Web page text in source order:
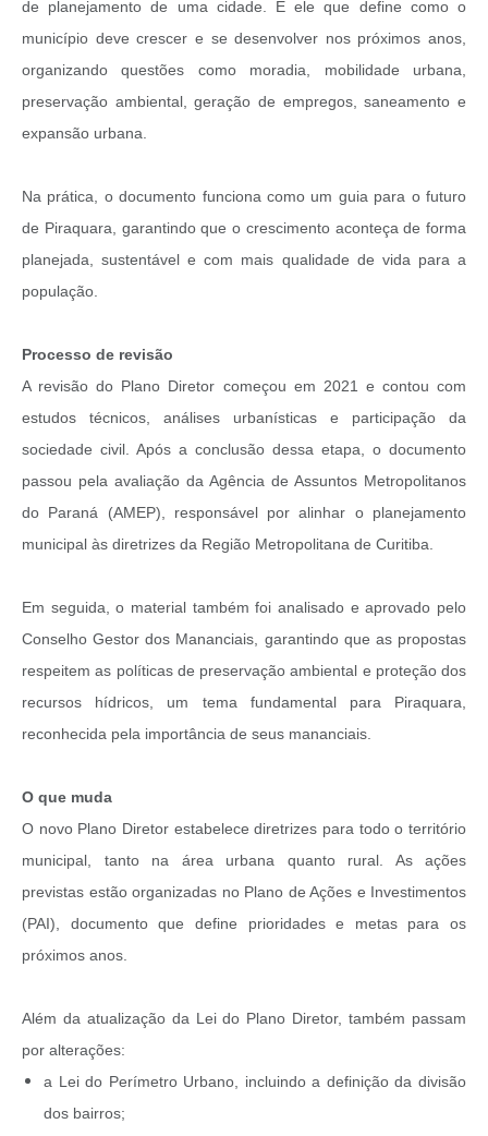
de planejamento de uma cidade. É ele que define como o
município deve crescer e se desenvolver nos próximos anos,
organizando questões como moradia, mobilidade urbana,
preservação ambiental, geração de empregos, saneamento e
expansão urbana.
Na prática, o documento funciona como um guia para o futuro
de Piraquara, garantindo que o crescimento aconteça de forma
planejada, sustentável e com mais qualidade de vida para a
população.
Processo de revisão
A revisão do Plano Diretor começou em 2021 e contou com
estudos técnicos, análises urbanísticas e participação da
sociedade civil. Após a conclusão dessa etapa, o documento
passou pela avaliação da Agência de Assuntos Metropolitanos
do Paraná (AMEP), responsável por alinhar o planejamento
municipal às diretrizes da Região Metropolitana de Curitiba.
Em seguida, o material também foi analisado e aprovado pelo
Conselho Gestor dos Mananciais, garantindo que as propostas
respeitem as políticas de preservação ambiental e proteção dos
recursos hídricos, um tema fundamental para Piraquara,
reconhecida pela importância de seus mananciais.
O que muda
O novo Plano Diretor estabelece diretrizes para todo o território
municipal, tanto na área urbana quanto rural. As ações
previstas estão organizadas no Plano de Ações e Investimentos
(PAI), documento que define prioridades e metas para os
próximos anos.
Além da atualização da Lei do Plano Diretor, também passam
por alterações:
a Lei do Perímetro Urbano, incluindo a definição da divisão
dos bairros;